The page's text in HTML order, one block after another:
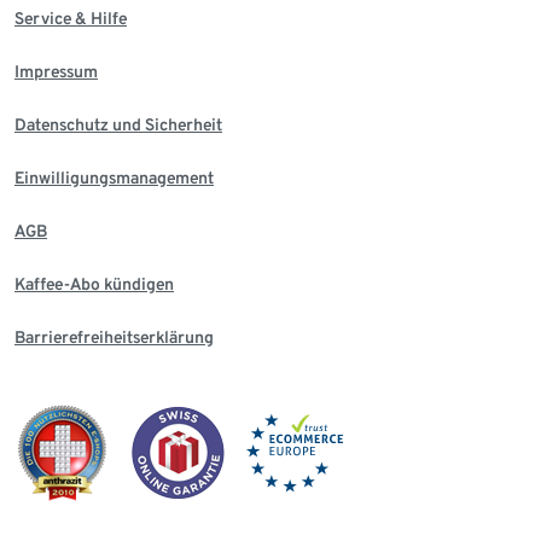
Service & Hilfe
Impressum
Datenschutz und Sicherheit
Einwilligungsmanagement
AGB
Kaffee-Abo kündigen
Barrierefreiheitserklärung